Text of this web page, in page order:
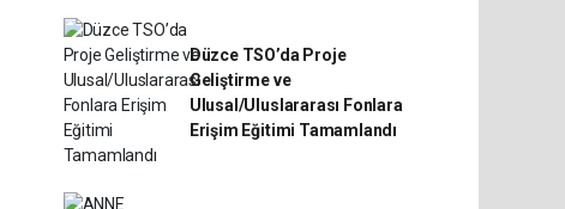
Düzce TSO’da Proje
Geliştirme ve
Ulusal/Uluslararası Fonlara
Erişim Eğitimi Tamamlandı